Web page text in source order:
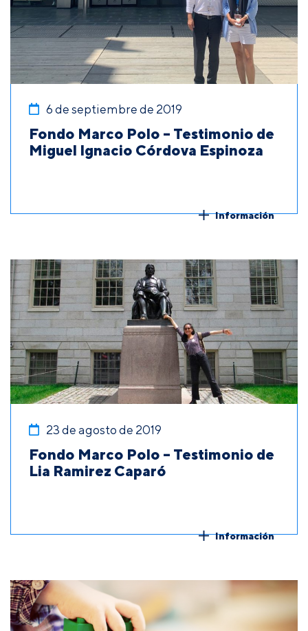
6 de septiembre de 2019
Fondo Marco Polo – Testimonio de
Miguel Ignacio Córdova Espinoza
Información
23 de agosto de 2019
Fondo Marco Polo – Testimonio de
Lia Ramirez Caparó
Información